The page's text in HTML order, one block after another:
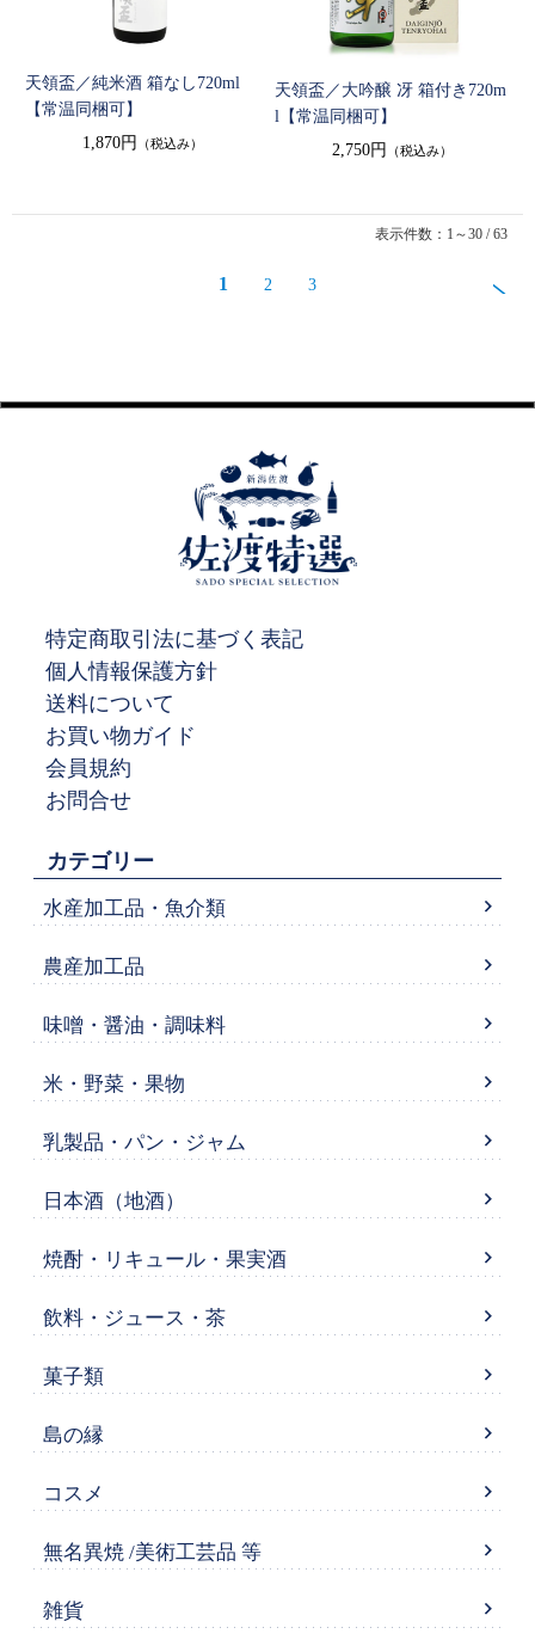
天領盃／純米酒 箱なし720ml
【常温同梱可】
1,870円
（税込み）
天領盃／大吟醸 冴 箱付き720m
l【常温同梱可】
2,750円
（税込み）
表示件数：1～30 / 63
1 2 3
特定商取引法に基づく表記
個人情報保護方針
送料について
お買い物ガイド
会員規約
お問合せ
カテゴリー
水産加工品・魚介類
農産加工品
味噌・醤油・調味料
米・野菜・果物
乳製品・パン・ジャム
日本酒（地酒）
焼酎・リキュール・果実酒
飲料・ジュース・茶
菓子類
島の縁
コスメ
無名異焼 /美術工芸品 等
雑貨